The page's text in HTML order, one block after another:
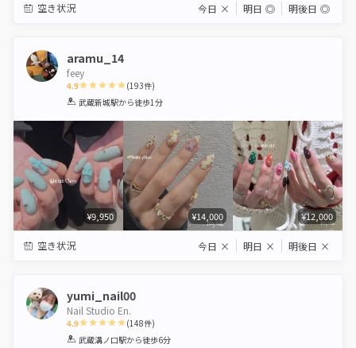
空き状況 今日 × 明日 ◎ 明後日 ◎
aramu_14
feey
4.9
1 2 3 4 5
(193件)
武蔵新城駅から徒歩1分
¥9,950 ¥14,000 ¥12,000
空き状況 今日 × 明日 × 明後日 ×
yumi_nail00
Nail Studio En.
4.9
1 2 3 4 5
(148件)
武蔵溝ノ口駅から徒歩6分